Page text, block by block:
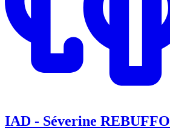
IAD - Séverine REBUFFO